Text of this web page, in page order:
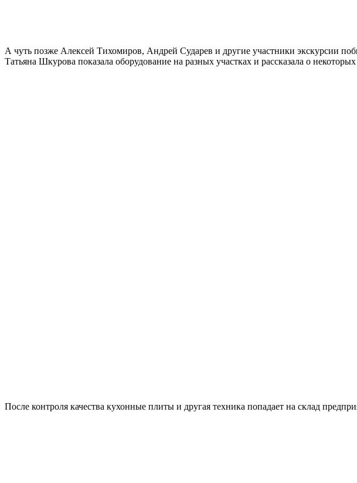
А чуть позже Алексей Тихомиров, Андрей Сударев и другие участники экскурсии
Татьяна Шкурова показала оборудование на разных участках и рассказала о
После контроля качества кухонные плиты и другая техника попадает на склад